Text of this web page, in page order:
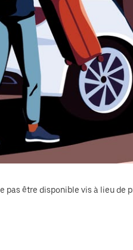
pas être disponible vis à lieu de